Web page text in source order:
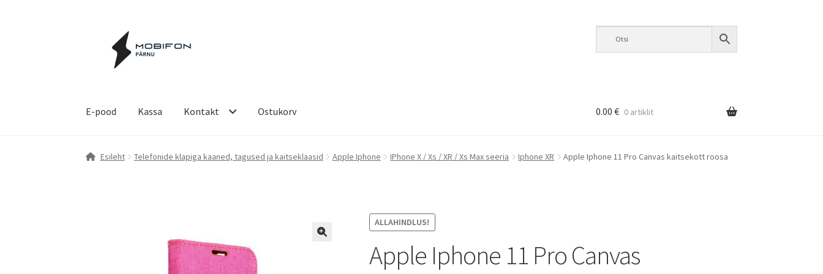
navigeerimisele
E-pood Kassa Kontakt Ostukorv
Esileht Kassa Kontakt Küpsiste poliitika Ostukorv Sooduspakkumised
0.00 € 0 artiklit
Esileht Telefonide klapiga kaaned, tagused ja kaitseklaasid Apple Iphone IPhone X / Xs / XR / Xs Max seeria Iphone XR Apple Iphone 11 Pro Canvas kaitsekott roosa
ALLAHINDLUS!
Apple Iphone 11 Pro Canvas